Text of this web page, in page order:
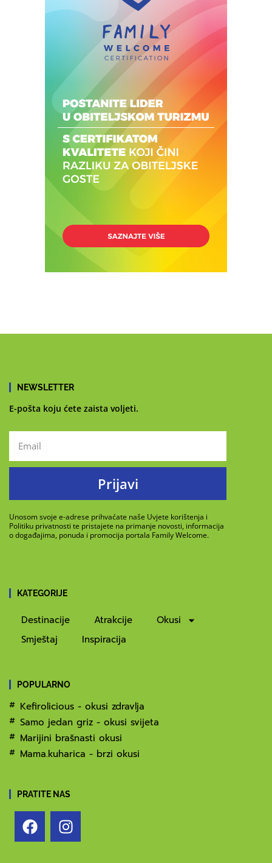
NEWSLETTER
E-pošta koju ćete zaista voljeti.
Prijavi
Unosom svoje e-adrese prihvaćate naše Uvjete korištenja i
Politiku privatnosti te pristajete na primanje novosti, informacija
o događajima, ponuda i promocija portala Family Welcome.
KATEGORIJE
Destinacije Atrakcije
Okusi
Smještaj
Inspiracija
POPULARNO
Kefirolicious - okusi zdravlja
Samo jedan griz - okusi svijeta
Marijini brašnasti okusi
Mama.kuharica - brzi okusi
PRATITE NAS